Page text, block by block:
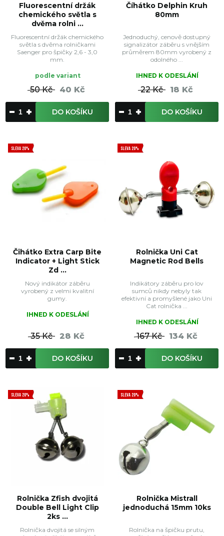
Fluorescentní držák
chemického světla s
dvěma rolni ...
Fluorescentní držák chemického
světla s dvěma rolničkami
Saenger pro špičky 2,6 - 3,0
mm.
podle variant
50 Kč 40 Kč
DO KOŠÍKU
Číhátko Delphin Kruh
80mm
Jednoduchý, cenově dostupný
signalizátor záběru s vnějším
průměrem 80mm vyrobený z
odolného ...
IHNED K ODESLÁNÍ
22 Kč 18 Kč
DO KOŠÍKU
SLEVA 20%
Čihátko Extra Carp Bite
Indicator + Light Stick
Zd ...
Nový indikátor záběru
vyrobený z velmi kvalitní
gumy.
IHNED K ODESLÁNÍ
35 Kč 28 Kč
DO KOŠÍKU
SLEVA 20%
Rolnička Uni Cat
Magnetic Rod Bells
Indikátory záběru pro lov
sumců nikdy nebyly tak
efektivní a promyšlené jako Uni
Cat rolnička ...
IHNED K ODESLÁNÍ
167 Kč 134 Kč
DO KOŠÍKU
SLEVA 20%
Rolnička Zfish dvojitá
Double Bell Light Clip
2ks ...
Rolnička dvojitá se silným
SLEVA 20%
Rolnička Mistrall
jednoduchá 15mm 10ks
Rolnička na špičku prutu,